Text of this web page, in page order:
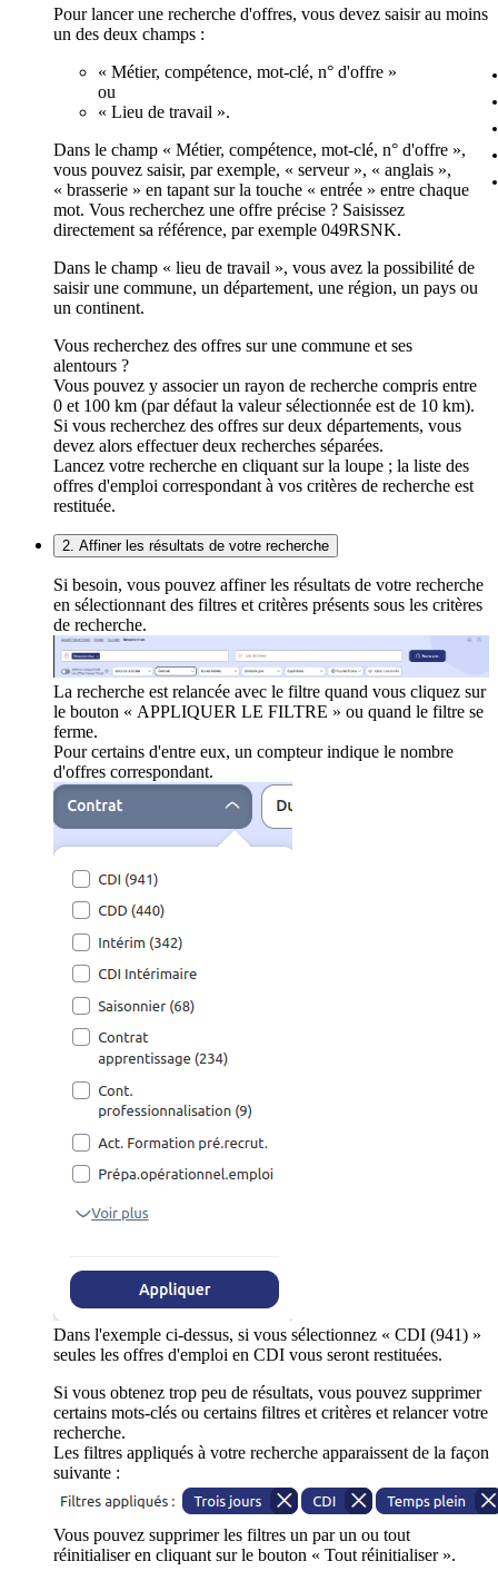
Pour lancer une recherche d'offres, vous devez saisir au moins
un des deux champs :
« Métier, compétence, mot-clé, n° d'offre »
ou
« Lieu de travail ».
Dans le champ « Métier, compétence, mot-clé, n° d'offre »,
vous pouvez saisir, par exemple, « serveur », « anglais »,
« brasserie » en tapant sur la touche « entrée » entre chaque
mot. Vous recherchez une offre précise ? Saisissez
directement sa référence, par exemple 049RSNK.
Dans le champ « lieu de travail », vous avez la possibilité de
saisir une commune, un département, une région, un pays ou
un continent.
Vous recherchez des offres sur une commune et ses
alentours ?
Vous pouvez y associer un rayon de recherche compris entre
0 et 100 km (par défaut la valeur sélectionnée est de 10 km).
Si vous recherchez des offres sur deux départements, vous
devez alors effectuer deux recherches séparées.
Lancez votre recherche en cliquant sur la loupe ; la liste des
offres d'emploi correspondant à vos critères de recherche est
restituée.
2. Affiner les résultats de votre recherche
Si besoin, vous pouvez affiner les résultats de votre recherche
en sélectionnant des filtres et critères présents sous les critères
de recherche.
La recherche est relancée avec le filtre quand vous cliquez sur
le bouton « APPLIQUER LE FILTRE » ou quand le filtre se
ferme.
Pour certains d'entre eux, un compteur indique le nombre
d'offres correspondant.
Dans l'exemple ci-dessus, si vous sélectionnez « CDI (941) »
seules les offres d'emploi en CDI vous seront restituées.
Si vous obtenez trop peu de résultats, vous pouvez supprimer
certains mots-clés ou certains filtres et critères et relancer votre
recherche.
Les filtres appliqués à votre recherche apparaissent de la façon
suivante :
Vous pouvez supprimer les filtres un par un ou tout
réinitialiser en cliquant sur le bouton « Tout réinitialiser ».